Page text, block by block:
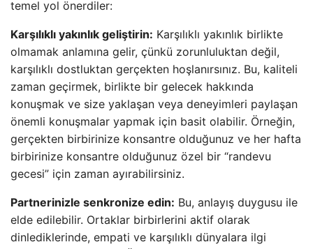
temel yol önerdiler:
Karşılıklı yakınlık geliştirin: Karşılıklı yakınlık birlikte
olmamak anlamına gelir, çünkü zorunluluktan değil,
karşılıklı dostluktan gerçekten hoşlanırsınız. Bu, kaliteli
zaman geçirmek, birlikte bir gelecek hakkında
konuşmak ve size yaklaşan veya deneyimleri paylaşan
önemli konuşmalar yapmak için basit olabilir. Örneğin,
gerçekten birbirinize konsantre olduğunuz ve her hafta
birbirinize konsantre olduğunuz özel bir “randevu
gecesi” için zaman ayırabilirsiniz.
Partnerinizle senkronize edin: Bu, anlayış duygusu ile
elde edilebilir. Ortaklar birbirlerini aktif olarak
dinlediklerinde, empati ve karşılıklı dünyalara ilgi